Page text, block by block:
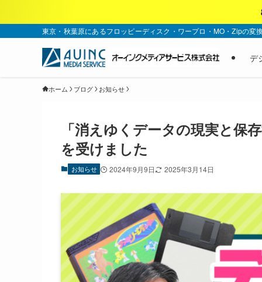
東京・秋葉原にあるフロッピーディスク・ワープロ・MO・Zipの変
デ
ホーム ブログ お知らせ
「消えゆくデータの現実と保
を受けました
お知らせ 2024年9月9日 2025年3月14日